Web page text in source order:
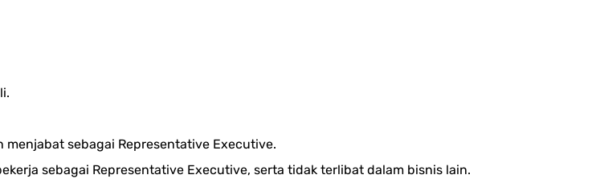
menjabat sebagai Representative Executive.
sebagai Representative Executive, serta tidak terlibat dalam bisnis lain.